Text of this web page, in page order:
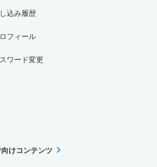
込み履歴
フィール
ワード変更
けコンテンツ